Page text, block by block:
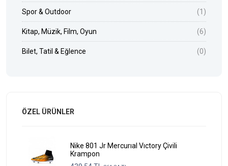
Spor & Outdoor (1)
Kitap, Müzik, Film, Oyun (6)
Bilet, Tatil & Eğlence (0)
ÖZEL ÜRÜNLER
Nike 801 Jr Mercurıal Vıctory Çivili
Krampon